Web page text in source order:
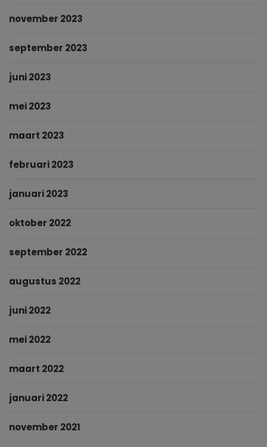
november 2023
september 2023
juni 2023
mei 2023
maart 2023
februari 2023
januari 2023
oktober 2022
september 2022
augustus 2022
juni 2022
mei 2022
maart 2022
januari 2022
november 2021